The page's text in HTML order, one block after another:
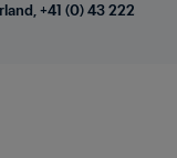
+41 (0) 43 222